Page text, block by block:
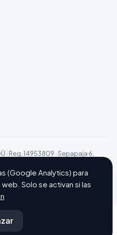
Reg. 14953809 · Sepapaja 6,
con ❤ en Barcelona
(Google Analytics) para
Solo se activan si las